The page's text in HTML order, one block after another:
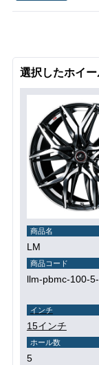
選択したホイー
商品名
LM
商品コード
llm-pbmc-100-
インチ
15インチ
ホール数
5